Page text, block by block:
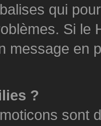
qui
Si le
message en
?
sont